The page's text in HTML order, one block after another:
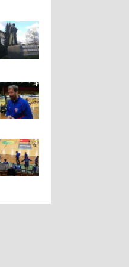
| Pre 11 h
GASA NA
FESTIVALU U
4
1
3